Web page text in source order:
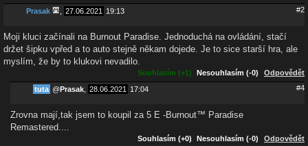
Prasak 27.06.2021 19:13 #2
Moji kluci začínali na Burnout Paradise. Jednoduchá na ovládání, stačí
držet šipku vpřed a to auto stejně někam dojede. Je to sice starší hra, ale
myslím, že by to klukovi nevadilo.
Souhlasím (+1) Nesouhlasím (-0) Odpovědět
tuta @Prasak 28.06.2021 17:04 #4
Zrovna mají,tak jsem to koupil za 5 E -Burnout™ Paradise
Remastered....
Souhlasím (+0) Nesouhlasím (-0) Odpovědět